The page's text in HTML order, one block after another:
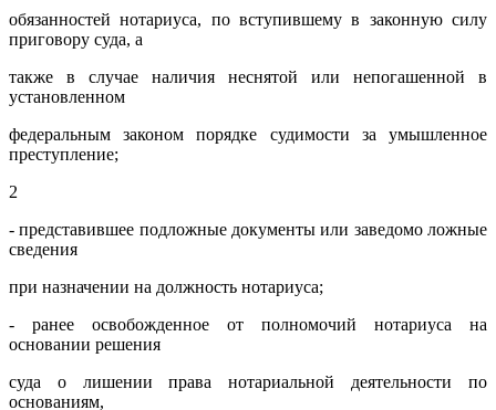
обязанностей нотариуса, по вступившему в законную силу
приговору суда, а
также в случае наличия неснятой или непогашенной в
установленном
федеральным законом порядке судимости за умышленное
преступление;
2
- представившее подложные документы или заведомо ложные
сведения
при назначении на должность нотариуса;
- ранее освобожденное от полномочий нотариуса на
основании решения
суда о лишении права нотариальной деятельности по
основаниям,